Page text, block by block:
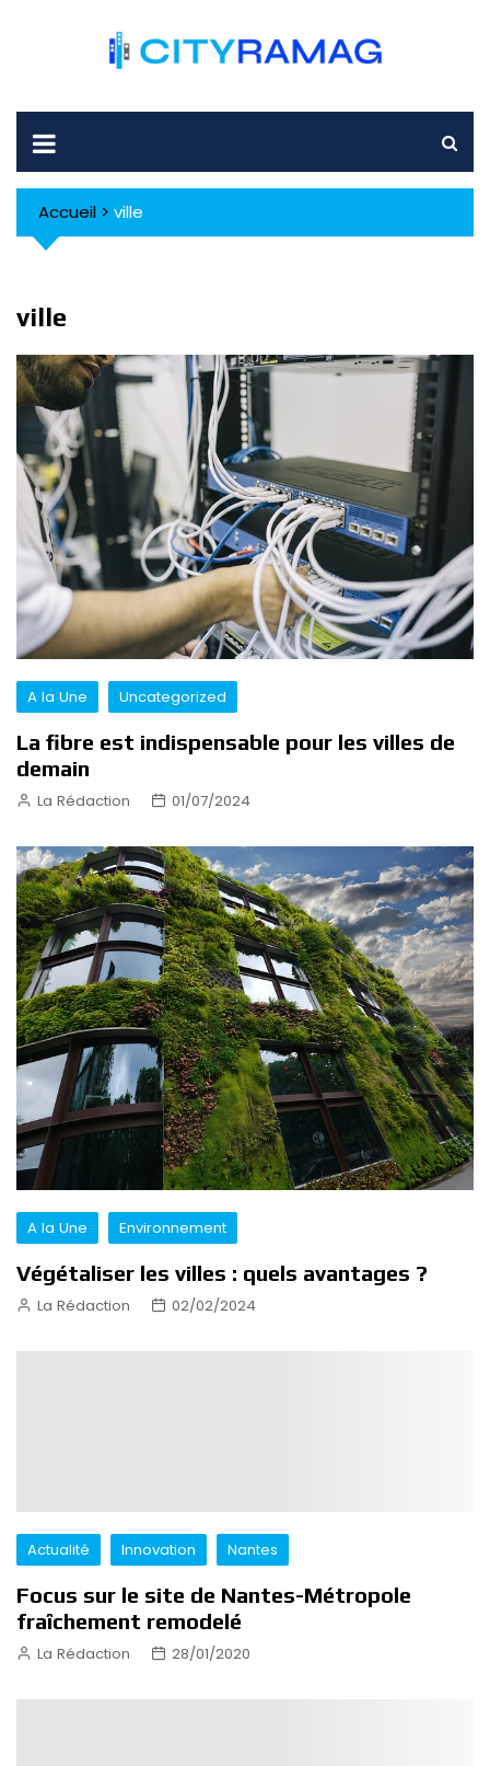
Accueil > ville
ville
A la Une Uncategorized
La fibre est indispensable pour les villes de
demain
La Rédaction 01/07/2024
A la Une Environnement
Végétaliser les villes : quels avantages ?
La Rédaction 02/02/2024
Actualité Innovation Nantes
Focus sur le site de Nantes-Métropole
fraîchement remodelé
La Rédaction 28/01/2020